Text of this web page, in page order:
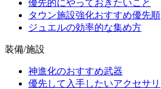
優先的にやっておきたいこと
タウン施設強化おすすめ優先順
ジュエルの効率的な集め方
装備/施設
神進化のおすすめ武器
優先して入手したいアクセサリ